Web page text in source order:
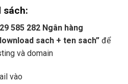
sách:
585 282 Ngân hàng
sach + ten sach” để
và domain
vào